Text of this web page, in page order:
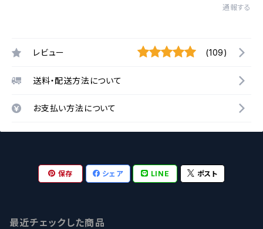
通報する
レビュー (109)
送料・配送方法について
お支払い方法について
保存 シェア LINE ポスト
最近チェックした商品